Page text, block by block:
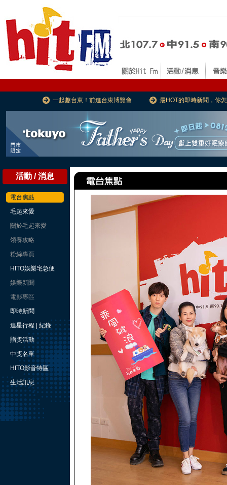
一起趣台東！前進台東博覽會 最HOT的即時新聞，你
活動 / 消息
電台焦點
毛起來愛
關於毛起來愛
領養攻略
粉絲專頁
HITO娛樂宅急便
娛樂新聞
電影專區
即時新聞
追星行程 | 紀錄
贈獎活動
中獎名單
HITO影音特區
生活訊息